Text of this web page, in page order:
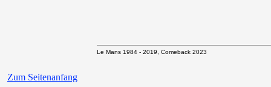
Zum Seitenanfang
Le Mans 1984 - 2019, Comeback 2023